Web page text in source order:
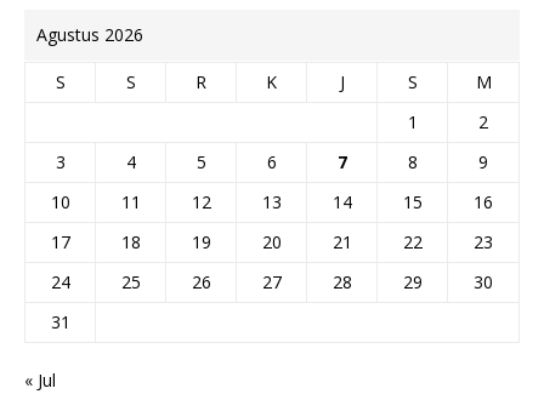
Agustus 2026
S S R K J S
M
1
2
3
4 5 6 7 8
9
10
11 12 13 14 15
16
17
18 19 20 21 22
23
24
25 26 27 28 29
30
31
« Jul